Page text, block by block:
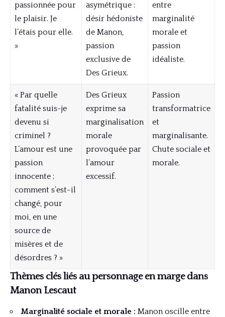
passionnée pour
le plaisir. Je
l’étais pour elle.
»
asymétrique :
désir hédoniste
de Manon,
passion
exclusive de
Des Grieux.
entre
marginalité
morale et
passion
idéaliste.
« Par quelle
fatalité suis-je
devenu si
criminel ?
L’amour est une
passion
innocente ;
comment s’est-il
changé, pour
moi, en une
source de
misères et de
désordres ? »
Des Grieux
exprime sa
marginalisation
morale
provoquée par
l’amour
excessif.
Passion
transformatrice
et
marginalisante.
Chute sociale et
morale.
Thèmes clés liés au personnage en marge dans
Manon Lescaut
Marginalité sociale et morale : Manon oscille entre